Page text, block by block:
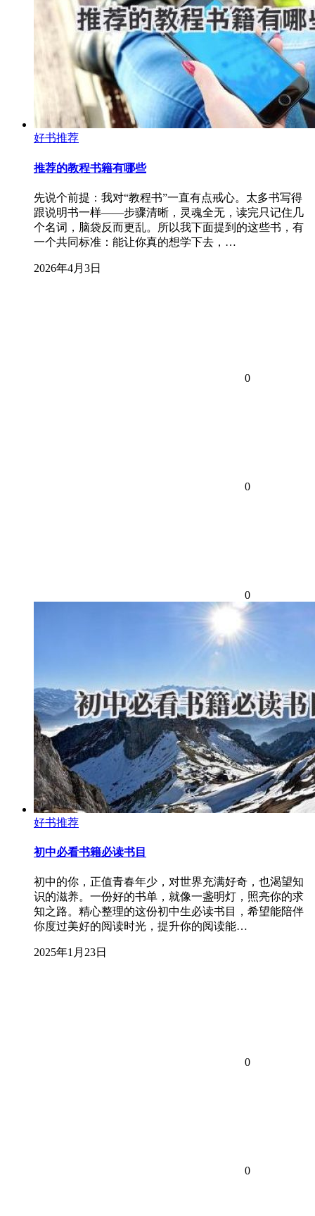
好书推荐
推荐的教程书籍有哪些
先说个前提：我对“教程书”一直有点戒心。太多书写得
跟说明书一样——步骤清晰，灵魂全无，读完只记住几
个名词，脑袋反而更乱。所以我下面提到的这些书，有
一个共同标准：能让你真的想学下去，…
2026年4月3日
0
0
0
好书推荐
初中必看书籍必读书目
初中的你，正值青春年少，对世界充满好奇，也渴望知
识的滋养。一份好的书单，就像一盏明灯，照亮你的求
知之路。精心整理的这份初中生必读书目，希望能陪伴
你度过美好的阅读时光，提升你的阅读能…
2025年1月23日
0
0